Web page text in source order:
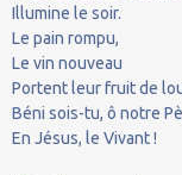
Illumine le soir.
Le pain rompu,
Le vin nouveau
Portent leur fruit de
Béni sois-tu, ô notre
En Jésus, le Vivant !